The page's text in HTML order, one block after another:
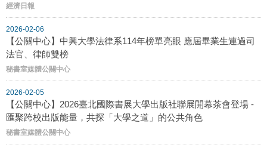
經濟日報
2026-02-06
【公關中心】中興大學法律系114年榜單亮眼 應屆畢業生連過司
法官、律師雙榜
秘書室媒體公關中心
2026-02-05
【公關中心】2026臺北國際書展大學出版社聯展開幕茶會登場 -
匯聚跨校出版能量，共探「大學之道」的公共角色
秘書室媒體公關中心